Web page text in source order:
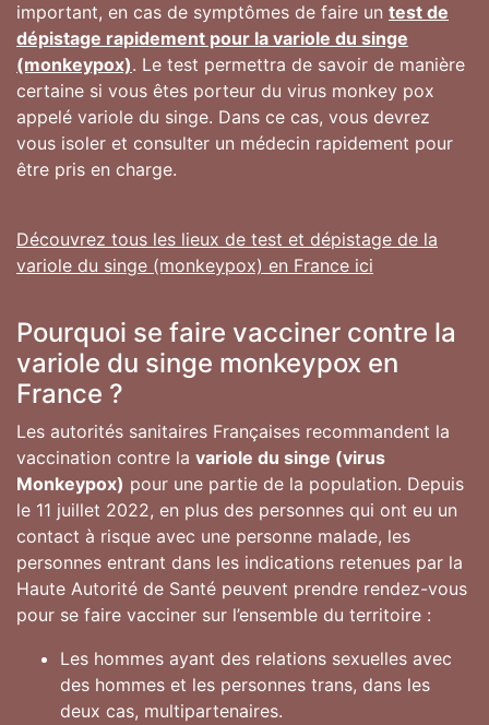
important, en cas de symptômes de faire un test de
dépistage rapidement pour la variole du singe
(monkeypox). Le test permettra de savoir de manière
certaine si vous êtes porteur du virus monkey pox
appelé variole du singe. Dans ce cas, vous devrez
vous isoler et consulter un médecin rapidement pour
être pris en charge.
Découvrez tous les lieux de test et dépistage de la
variole du singe (monkeypox) en France ici
Pourquoi se faire vacciner contre la
variole du singe monkeypox en
France ?
Les autorités sanitaires Françaises recommandent la
vaccination contre la variole du singe (virus
Monkeypox) pour une partie de la population. Depuis
le 11 juillet 2022, en plus des personnes qui ont eu un
contact à risque avec une personne malade, les
personnes entrant dans les indications retenues par la
Haute Autorité de Santé peuvent prendre rendez-vous
pour se faire vacciner sur l’ensemble du territoire :
Les hommes ayant des relations sexuelles avec
des hommes et les personnes trans, dans les
deux cas, multipartenaires.